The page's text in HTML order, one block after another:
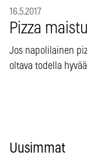
16.5.2017
Pizza
Jos napolilainen
oltava todella
Uusimmat